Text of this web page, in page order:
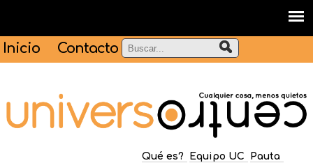
Inicio Contacto
Qué es? Equipo UC Pauta